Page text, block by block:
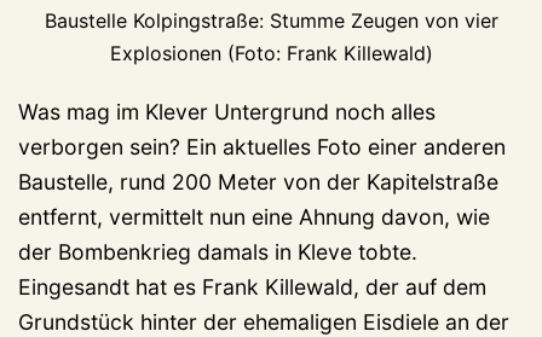
Baustelle Kolpingstraße: Stumme Zeugen von vier
Explosionen (Foto: Frank Killewald)
Was mag im Klever Untergrund noch alles
verborgen sein? Ein aktuelles Foto einer anderen
Baustelle, rund 200 Meter von der Kapitelstraße
entfernt, vermittelt nun eine Ahnung davon, wie
der Bombenkrieg damals in Kleve tobte.
Eingesandt hat es Frank Killewald, der auf dem
Grundstück hinter der ehemaligen Eisdiele an der